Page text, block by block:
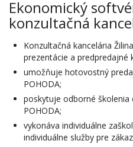
software› Ekonomický
kancelária Žilina
Ekonomický
konzultačná
Konzultačná kancelária
prezentácie a predpredajné
umožňuje hotovostný
POHODA;
poskytuje odborné
POHODA;
vykonáva individuálne
individuálne služby pre